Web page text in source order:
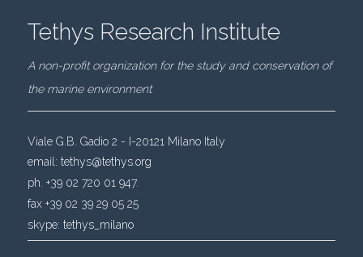
Tethys Research Institute
A non-profit organization for the study and conservation of
the marine environment
Viale G.B. Gadio 2 - I-20121 Milano Italy
email: tethys@tethys.org
ph. +39 02 720 01 947.
fax +39 02 39 29 05 25
skype: tethys_milano